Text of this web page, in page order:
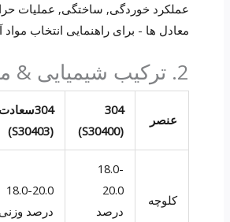
عملکرد خوردگی, ساختگی, عملیات
معادل ها - برای راهنمایی انتخاب مواد
2. ترکیب شیمیایی & متالورژی
عنصر
304
(S30400)
304سعادت
(S30403)
کلوچه
18.0-
20.0
درصد
18.0-20.0
درصد وزنی